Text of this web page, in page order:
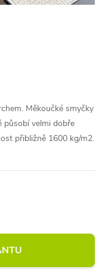
Měkoučké smyčky
působí velmi dobře
přibližně 1600 kg/m2.